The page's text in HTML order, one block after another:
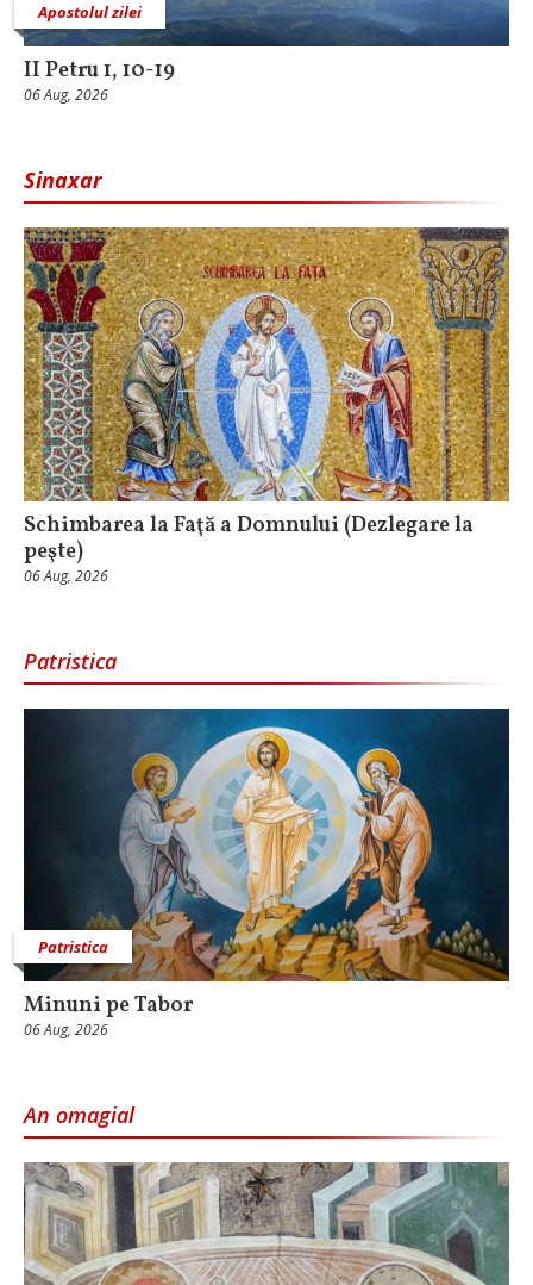
Apostolul zilei
II Petru 1, 10-19
06 Aug, 2026
Sinaxar
Schimbarea la Faţă a Domnului (Dezlegare la
peşte)
06 Aug, 2026
Patristica
Patristica
Minuni pe Tabor
06 Aug, 2026
An omagial